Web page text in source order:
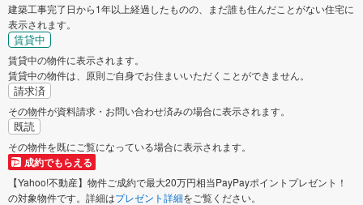
建築工事完了日から1年以上経過したものの、まだ誰も住んだことがない住宅に
表示されます。
賃貸中
賃貸中の物件に表示されます。
賃貸中の物件は、原則ご自身でお住まいいただくことができません。
請求済
その物件が資料請求・お問い合わせ済みの場合に表示されます。
既読
その物件を既にご覧になっている場合に表示されます。
成約でもらえる
【Yahoo!不動産】物件ご成約で最大20万円相当PayPayポイントプレゼント！
の対象物件です。詳細はプレゼント詳細をご覧ください。